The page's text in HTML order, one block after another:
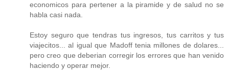
economicos para pertener a la piramide y de salud no se
habla casi nada.
Estoy seguro que tendras tus ingresos, tus carritos y tus
viajecitos... al igual que Madoff tenia millones de dolares...
pero creo que deberian corregir los errores que han venido
haciendo y operar mejor.